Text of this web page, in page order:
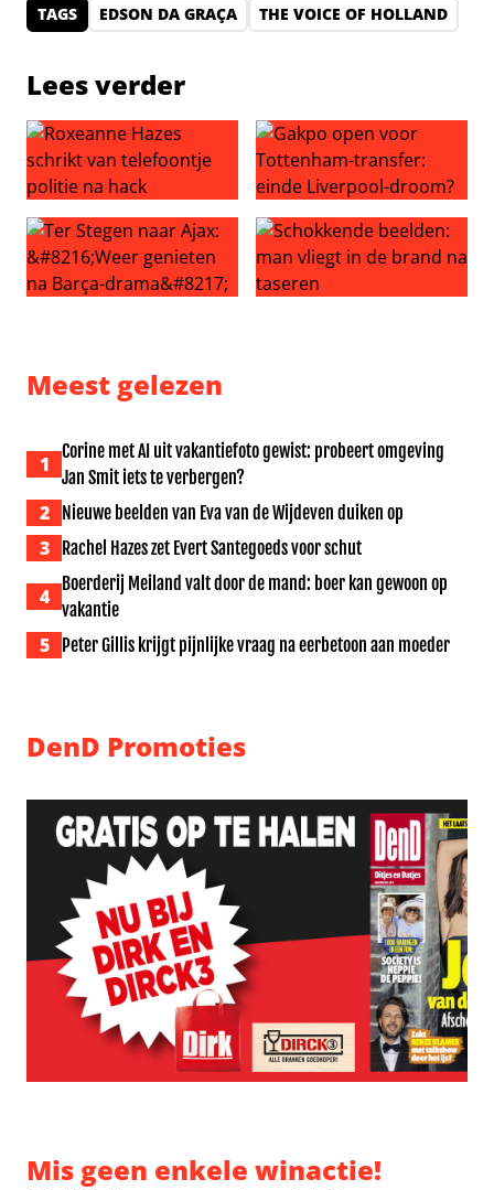
TAGS EDSON DA GRAÇA THE VOICE OF HOLLAND
Lees verder
Roxeanne Hazes schrikt van telefoontje politie na hack
Gakpo open voor
Meest gelezen
1
Corine met AI uit vakantiefoto gewist: probeert omgeving
Jan Smit iets te verbergen?
2 Nieuwe beelden van Eva van de Wijdeven duiken op
3 Rachel Hazes zet Evert Santegoeds voor schut
4
Boerderij Meiland valt door de mand: boer kan gewoon op
vakantie
5 Peter Gillis krijgt pijnlijke vraag na eerbetoon aan moeder
DenD Promoties
Mis geen enkele winactie!